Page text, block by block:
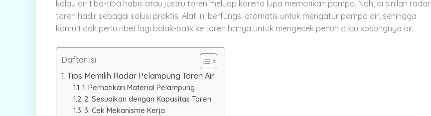
kalau air tiba-tiba habis atau justru toren meluap karena lupa mematikan pompa. Nah, di sinilah radar
toren hadir sebagai solusi praktis. Alat ini berfungsi otomatis untuk mengatur pompa air, sehingga
kamu tidak perlu ribet lagi bolak-balik ke toren hanya untuk mengecek penuh atau kosongnya air.
Daftar isi
Tips Memilih Radar Pelampung Toren Air
1. Perhatikan Material Pelampung
2. Sesuaikan dengan Kapasitas Toren
3. Cek Mekanisme Kerja